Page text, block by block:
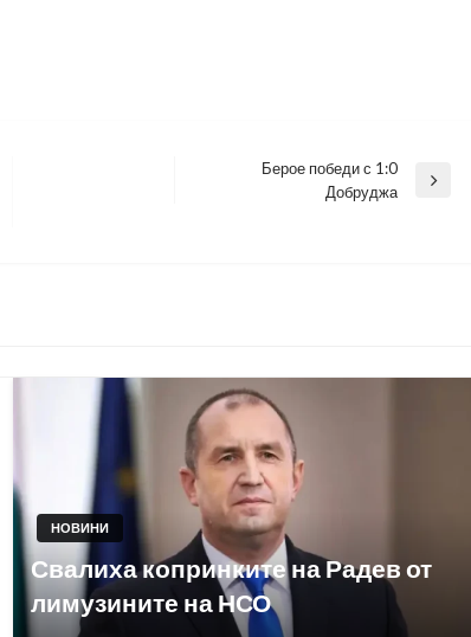
Берое победи с 1:0
Добруджа
НОВИНИ
Свалиха копринките на Радев от
лимузините на НСО